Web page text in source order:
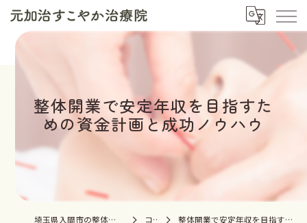
整体開業で安定年収を目指すた
めの資金計画と成功ノウハウ
埼玉県入間市の整体なら元加治すこやか治療院 コラム 整体開業で安定年収を目指すための資金計画と成功ノウハウ